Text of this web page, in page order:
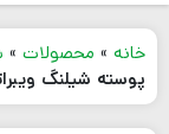
خانه » محصولات »
پوسته شیلنگ